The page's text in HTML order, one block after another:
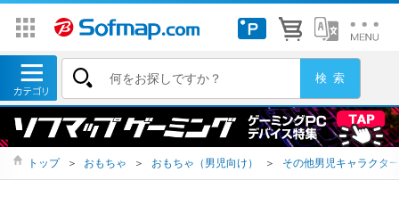
トップ ＞ おもちゃ ＞ おもちゃ（男児向け） ＞ その他男児キャラクター